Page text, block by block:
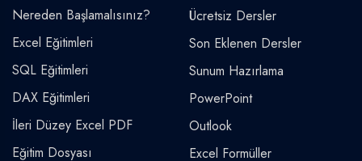
Nereden Başlamalısınız?
Excel Eğitimleri
SQL Eğitimleri
DAX Eğitimleri
İleri Düzey Excel PDF
Eğitim Dosyası
Ücretsiz Dersler
Son Eklenen Dersler
Sunum Hazırlama
PowerPoint
Outlook
Excel Formüller